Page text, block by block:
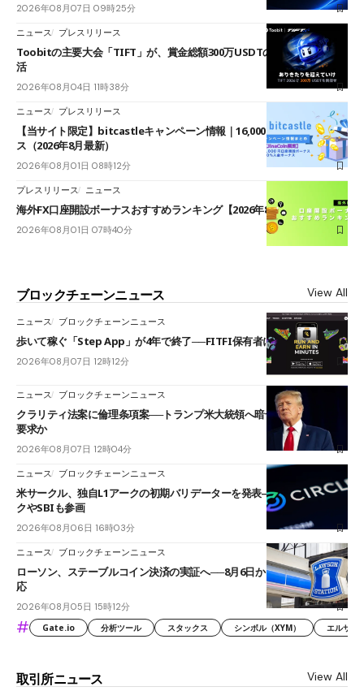
2026年08月07日 09時25分
ニュース プレスリリース
Toobitの主要大会「TIFT」が、賞金総額300万USDTのレースとして復
活
2026年08月04日 11時38分
ニュース プレスリリース
【当サイト限定】bitcastleキャンペーン情報｜16,000円口座開設ボーナ
ス（2026年8月最新）
2026年08月01日 08時12分
プレスリリース ニュース
海外FX口座開設ボーナスおすすめランキング【2026年8月最新】
2026年08月01日 07時40分
ブロックチェーンニュース View All
ニュース ブロックチェーンニュース
歩いて稼ぐ「Step App」が4年で終了──FITFI保有者に対応呼びかけ
2026年08月07日 12時12分
ニュース ブロックチェーンニュース
クラリティ法案に倫理条項案──トランプ米大統領へ暗号資産事業の売却
要求か
2026年08月07日 12時04分
ニュース ブロックチェーンニュース
米サークル、独自L1アークの初期バリデーターを発表――ブラックロッ
クやSBIも参画
2026年08月06日 16時03分
ニュース ブロックチェーンニュース
ローソン、ステーブルコイン決済の実証へ──8月6日からJPYCやUSDC対
応
2026年08月05日 15時12分
# Gate.io 分析ツール スタックス シンボル（XYM） エルサル
取引所ニュース View All